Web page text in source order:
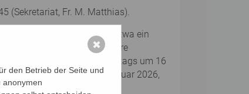
(Sekretariat, Fr. M. Matthias).
erhalten oder etwa ein
des Jubiläums „800 Jahre
einmal im Monat samstags um 16
wird am Samstag, 28. Februar 2026,
den Betrieb der Seite und
anonymen
✖